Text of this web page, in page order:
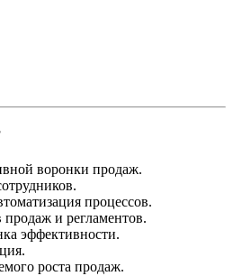
воронки продаж.
процессов.
продаж и регламентов.
эффективности.
роста продаж.